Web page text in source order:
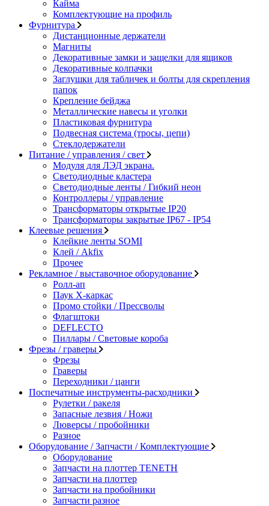
Кайма
Комплектующие на профиль
Фурнитура
Дистанционные держатели
Магниты
Декоративные замки и защелки для ящиков
Декоративные колпачки
Заглушки для табличек и болты для скрепления
папок
Крепление бейджа
Металлические навесы и уголки
Пластиковая фурнитура
Подвесная система (тросы, цепи)
Стеклодержатели
Питание / управления / свет
Модуля для ЛЭД экрана.
Светодиодные кластера
Светодиодные ленты / Гибкий неон
Контроллеры / управление
Трансформаторы открытые IP20
Трансформаторы закрытые IP67 - IP54
Клеевые решения
Клейкие ленты SOMI
Клей / Akfix
Прочее
Рекламное / выставочное оборудование
Ролл-ап
Паук X-каркас
Промо стойки / Прессволы
Флагштоки
DEFLECTO
Пиллары / Световые короба
Фрезы / граверы
Фрезы
Граверы
Переходники / цанги
Поспечатные инструменты-расходники
Рулетки / ракеля
Запасные лезвия / Ножи
Люверсы / пробойники
Разное
Оборудование / Запчасти / Комплектующие
Оборудование
Запчасти на плоттер TENETH
Запчасти на плоттер
Запчасти на пробойники
Запчасти разное